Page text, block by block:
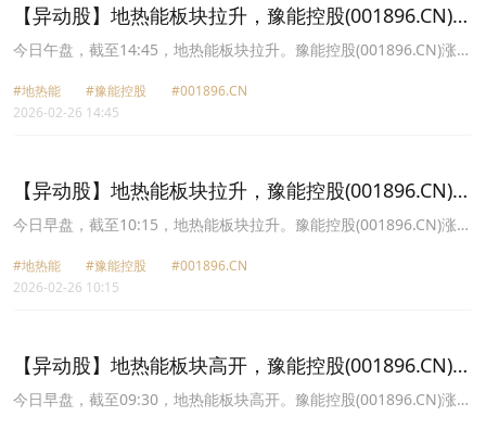
【异动股】地热能板块拉升，豫能控股(001896.CN)涨
9.97%
今日午盘，截至14:45，地热能板块拉升。豫能控股(001896.CN)涨
环境(000811.CN)涨7.11%报20.49元，汉钟精机(002158.CN)涨
3.09%报27.99元，隆华科技(300263.CN)涨3.01%报12.33元，中材
#地热能 #豫能控股
#001896.CN
2026-02-26 14:45
【异动股】地热能板块拉升，豫能控股(001896.CN)涨
9.97%
今日早盘，截至10:15，地热能板块拉升。豫能控股(001896.CN)涨
环境(000811.CN)涨3.55%报19.81元，汉钟精机(002158.CN)涨
1.84%报27.65元，隆华科技(300263.CN)涨1.42%报12.14元，中材
#地热能 #豫能控股
#001896.CN
2026-02-26 10:15
【异动股】地热能板块高开，豫能控股(001896.CN)涨
10.07%
今日早盘，截至09:30，地热能板块高开。豫能控股(001896.CN)涨